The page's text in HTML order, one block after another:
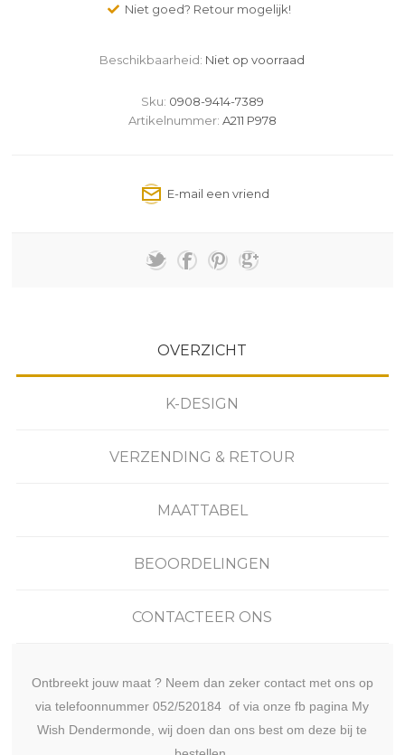
Niet goed? Retour mogelijk!
Beschikbaarheid: Niet op voorraad
Sku: 0908-9414-7389
Artikelnummer: A211 P978
OVERZICHT
K-DESIGN
VERZENDING & RETOUR
MAATTABEL
BEOORDELINGEN
CONTACTEER ONS
Ontbreekt jouw maat ? Neem dan zeker contact met ons op
via telefoonnummer 052/520184 of via onze fb pagina My
Wish Dendermonde, wij doen dan ons best om deze bij te